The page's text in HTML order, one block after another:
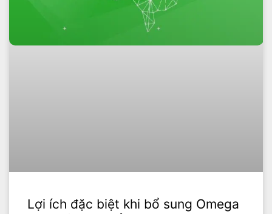
Lợi ích đặc biệt khi bổ sung Omega